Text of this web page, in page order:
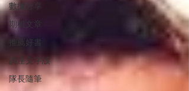
數據分享
期權文章
推薦好書
講座文字版
隊長隨筆